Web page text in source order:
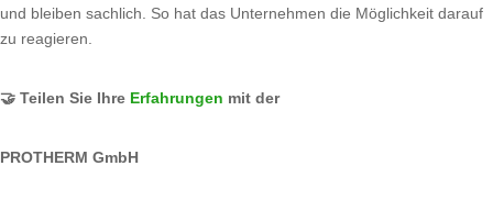
und bleiben sachlich. So hat das Unternehmen die Möglichkeit darauf
zu reagieren.
🤝 Teilen Sie Ihre Erfahrungen mit der
PROTHERM GmbH